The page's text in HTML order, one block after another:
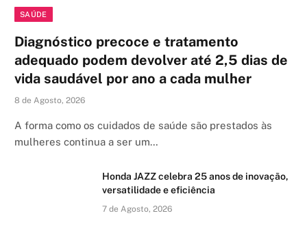
SAÚDE
Diagnóstico precoce e tratamento
adequado podem devolver até 2,5 dias de
vida saudável por ano a cada mulher
8 de Agosto, 2026
A forma como os cuidados de saúde são prestados às
mulheres continua a ser um…
Honda JAZZ celebra 25 anos de inovação,
versatilidade e eficiência
7 de Agosto, 2026